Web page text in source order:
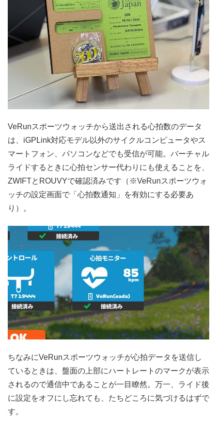
VeRunスポーツウォッチから送出される心拍数のデータ
は、iGPLink対応モデル以外のサイクルコンピュータやス
マートフォン、パソコンなどでも受信が可能。バーチャル
ライドするときに心拍センサー代わりにも使えることを、
ZWIFTとROUVYで確認済みです（※VeRunスポーツウォ
ッチの設定画面で「心拍数通知」を有効にする必要あ
り）。
ちなみにVeRunスポーツウォッチが心拍データを送信し
ているときは、盤面の上部にハートレートのマークが表示
されるので通信中であることが一目瞭然。万一、ライド後
に設定をオフにし忘れても、たちどころに気づけるはずで
す。